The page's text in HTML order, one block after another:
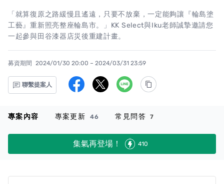
「就算復原之路緩慢且遙遠，只要不放棄，一定能夠讓『輪島塗
工藝』重新照亮整座輪島市。」KK Select與Iku老師誠摯邀請您
一起參與田谷漆器店災後重建計畫。
募資期間 2024/01/30 20:00 – 2024/03/31 23:59
聯繫提案人
專案內容 專案更新 46 常見問答 7
集氣再登場！ 410